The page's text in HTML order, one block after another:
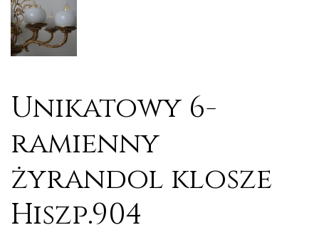
Unikatowy 6-
ramienny
żyrandol klosze
Hiszp.904